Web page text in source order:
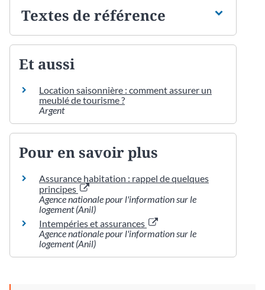
Textes de référence
Et aussi
Location saisonnière : comment assurer un
meublé de tourisme ?
Argent
Pour en savoir plus
Assurance habitation : rappel de quelques
principes
Agence nationale pour l'information sur le
logement (Anil)
Intempéries et assurances
Agence nationale pour l'information sur le
logement (Anil)